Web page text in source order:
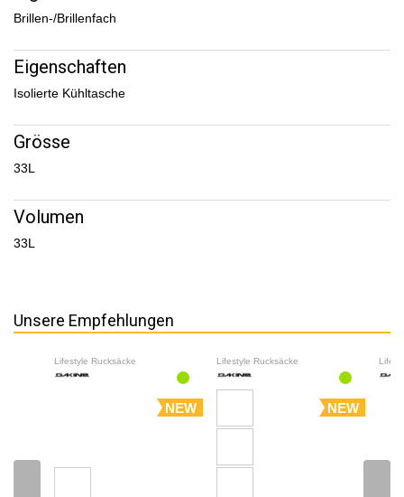
Brillen-/Brillenfach
Eigenschaften
Isolierte Kühltasche
Grösse
33L
Volumen
33L
Unsere Empfehlungen
Lifestyle Rucksäcke
NEW
Lifestyle Rucksäcke
NEW